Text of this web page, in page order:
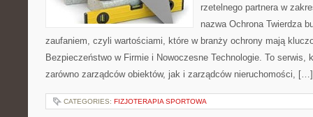
rzetelnego partnera w
nazwa Ochrona Twierdza
zaufaniem, czyli wartościami, które w branży ochrony mają
Bezpieczeństwo w Firmie i Nowoczesne Technologie. To serwis,
zarówno zarządców obiektów, jak i zarządców nieruchomości, […]
CATEGORIES: FIZJOTERAPIA SPORTOWA